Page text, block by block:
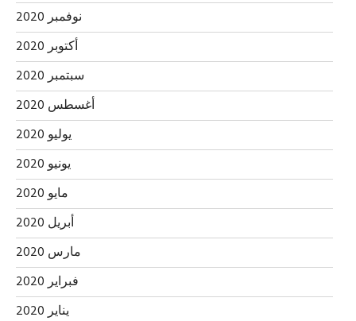
نوفمبر 2020
أكتوبر 2020
سبتمبر 2020
أغسطس 2020
يوليو 2020
يونيو 2020
مايو 2020
أبريل 2020
مارس 2020
فبراير 2020
يناير 2020